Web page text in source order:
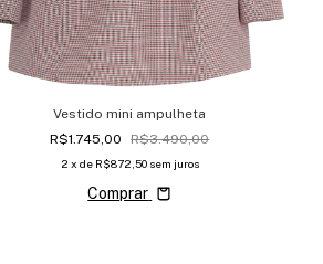
Vestido mini ampulheta
R$1.745,00
R$3.490,00
2 x de R$872,50 sem juros
Comprar